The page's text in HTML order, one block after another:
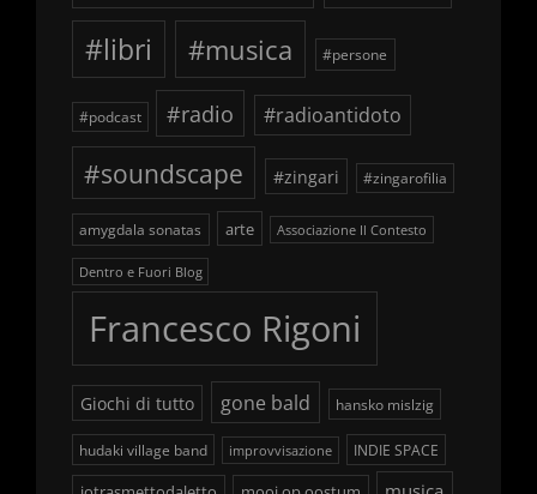
#libri
#musica #persone
#podcast #radio #radioantidoto
#soundscape #zingari #zingarofilia
amygdala sonatas arte Associazione Il Contesto
Dentro e Fuori Blog
Francesco Rigoni
Giochi di tutto gone bald hansko mislzig
hudaki village band improvvisazione INDIE SPACE